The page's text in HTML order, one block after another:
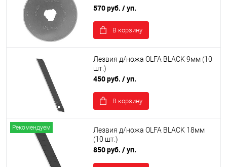
570 руб. / уп.
В корзину
Лезвия д/ножа OLFA BLACK 9мм (10
шт.)
450 руб. / уп.
В корзину
Рекомендуем
Лезвия д/ножа OLFA BLACK 18мм
(10 шт.)
850 руб. / уп.